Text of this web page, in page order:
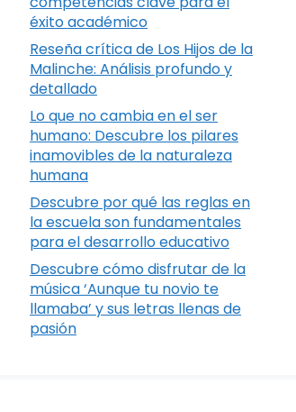
éxito académico
Reseña crítica de Los Hijos de la
Malinche: Análisis profundo y
detallado
Lo que no cambia en el ser
humano: Descubre los pilares
inamovibles de la naturaleza
humana
Descubre por qué las reglas en
la escuela son fundamentales
para el desarrollo educativo
Descubre cómo disfrutar de la
música ‘Aunque tu novio te
llamaba’ y sus letras llenas de
pasión